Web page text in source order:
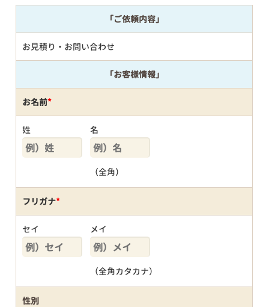
「ご依頼内容」
お見積り・お問い合わせ
「お客様情報」
お名前*
姓 名
（全角）
フリガナ*
セイ メイ
（全角カタカナ）
性別